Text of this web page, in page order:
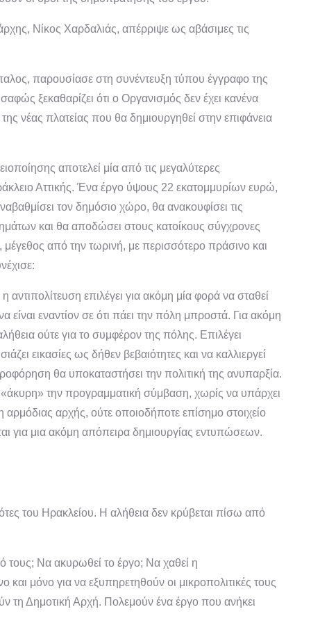
Νίκος Χαρδαλιάς, απέρριψε ως αβάσιμες τις
παρουσίασε στη συνέντευξη τύπου έγγραφο της
ξεκαθαρίζει ότι ο Οργανισμός δεν έχει κανένα
νέας πλατείας που θα δημιουργηθεί στην επιφάνεια
αποτελεί μία από τις μεγαλύτερες
Αττικής. Ένα έργο ύψους 22 εκατομμυρίων ευρώ,
τον δημόσιο χώρο, θα ανακουφίσει τις
και θα αποδώσει στους κατοίκους σύγχρονες
από την τωρινή, με περισσότερο πράσινο και
επιλέγει για ακόμη μία φορά να σταθεί
εναντίον σε ότι πάει την πόλη μπροστά. Για ακόμη
ούτε για το συμφέρον της πόλης. Επιλέγει
εικασίες ως δήθεν βεβαιότητες και να καλλιεργεί
θα υποκαταστήσει την πολιτική της ανυπαρξία.
την προγραμματική σύμβαση, χωρίς να υπάρχει
αρχής, ούτε οποιοδήποτε επίσημο στοιχείο
για μια ακόμη απόπειρα δημιουργίας εντυπώσεων.
του Ηρακλείου. Η αλήθεια δεν κρύβεται πίσω από
τους; Να ακυρωθεί το έργο; Να χαθεί η
και μόνο για να εξυπηρετηθούν οι μικροπολιτικές τους
τη Δημοτική Αρχή. Πολεμούν ένα έργο που ανήκει